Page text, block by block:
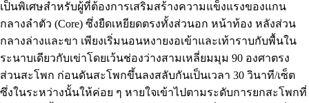
เป็นพิเศษสำหรับผู้ที่ต้องการเสริมสร้างความแข็งแรงของแกน
กลางลำตัว (Core) ซึ่งยืดเหยียดตรงทั้งส่วนอก หน้าท้อง หลังส่วน
กลางล่างและขา เพียงเริ่มนอนหงายงอเข้าและเท้าราบกับพื้นใน
ระนาบเดียวกับเข่าโดยเว้นช่องว่างสามเหลี่ยมมุม 90 องศาตรง
ส่วนสะโพก ก่อนดันสะโพกขึ้นลงสลับกันเป็นเวลา 30 วินาที/เซ็ต
ซึ่งในระหว่างนั้นให้ค่อย ๆ หายใจเข้าไปตามระดับการยกสะโพกที่